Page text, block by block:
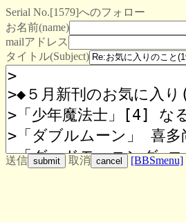
Serial No.[1579]へのフォロー
お名前(name)
mailアドレス
タイトル(Subject)
送信 取消 [BBSmenu]